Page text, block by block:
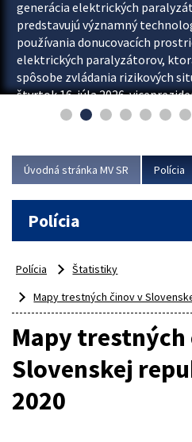
generácia elektrických
predstavujú významný
používania donucovacích
elektrických paralyzátorov,
spôsobe zvládania rizikových
štvrtok 16. júla 2026
Rastislav Polakovič a riaditeľ
Úvodná stránka MV SR Polícia
Polícia
Polícia
Štatistiky
Mapy trestných činov v
Mapy
Slovenskej
2020